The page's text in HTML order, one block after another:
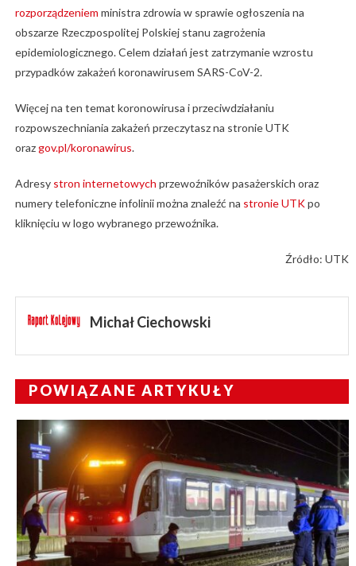
rozporządzeniem ministra zdrowia w sprawie ogłoszenia na
obszarze Rzeczpospolitej Polskiej stanu zagrożenia
epidemiologicznego. Celem działań jest zatrzymanie wzrostu
przypadków zakażeń koronawirusem SARS-CoV-2.
Więcej na ten temat koronowirusa i przeciwdziałaniu
rozpowszechniania zakażeń przeczytasz na stronie UTK
orazgov.pl/koronawirus.
Adresy stron internetowych przewoźników pasażerskich oraz
numery telefoniczne infolinii można znaleźć na stronie UTKpo
kliknięciu w logo wybranego przewoźnika.
Źródło: UTK
Michał Ciechowski
POWIĄZANE ARTYKUŁY